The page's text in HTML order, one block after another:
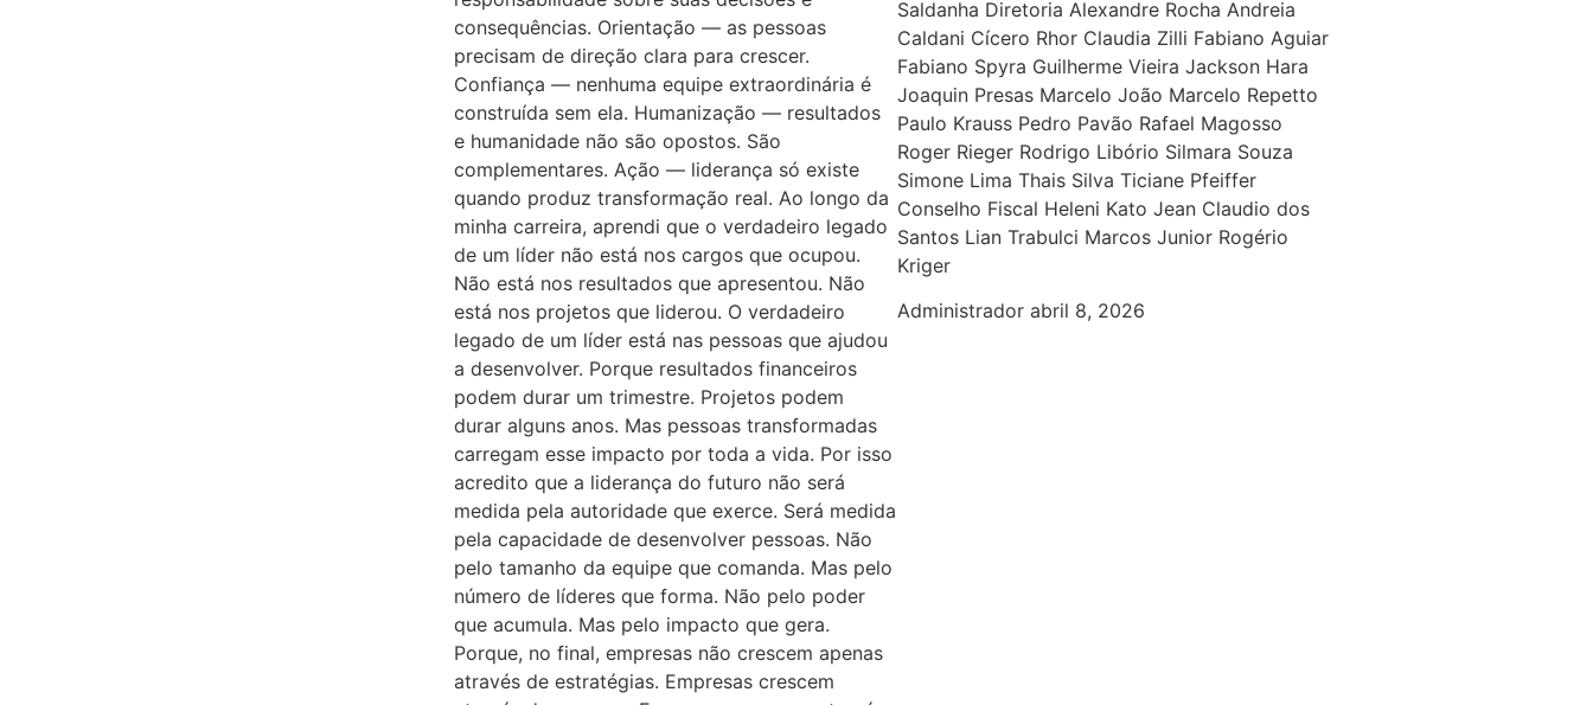
consequências. Orientação — as pessoas
precisam de direção clara para crescer.
Confiança — nenhuma equipe extraordinária é
construída sem ela. Humanização — resultados
e humanidade não são opostos. São
complementares. Ação — liderança só existe
quando produz transformação real. Ao longo da
minha carreira, aprendi que o verdadeiro legado
de um líder não está nos cargos que ocupou.
Não está nos resultados que apresentou. Não
está nos projetos que liderou. O verdadeiro
legado de um líder está nas pessoas que ajudou
a desenvolver. Porque resultados financeiros
podem durar um trimestre. Projetos podem
durar alguns anos. Mas pessoas transformadas
carregam esse impacto por toda a vida. Por isso
acredito que a liderança do futuro não será
medida pela autoridade que exerce. Será medida
pela capacidade de desenvolver pessoas. Não
pelo tamanho da equipe que comanda. Mas pelo
número de líderes que forma. Não pelo poder
que acumula. Mas pelo impacto que gera.
Porque, no final, empresas não crescem apenas
através de estratégias. Empresas crescem
Saldanha Diretoria Alexandre Rocha Andreia
Caldani Cícero Rhor Claudia Zilli Fabiano Aguiar
Fabiano Spyra Guilherme Vieira Jackson Hara
Joaquin Presas Marcelo João Marcelo Repetto
Paulo Krauss Pedro Pavão Rafael Magosso
Roger Rieger Rodrigo Libório Silmara Souza
Simone Lima Thais Silva Ticiane Pfeiffer
Conselho Fiscal Heleni Kato Jean Claudio dos
Santos Lian Trabulci Marcos Junior Rogério
Kriger
Administrador abril 8, 2026